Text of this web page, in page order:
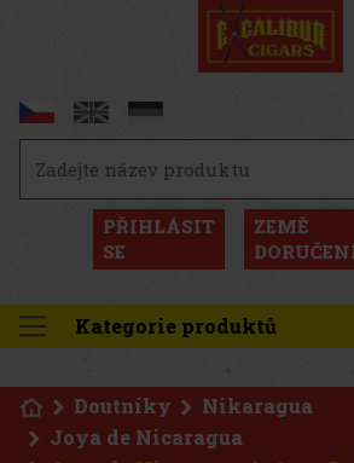
PŘIHLÁSIT
SE
ZEMĚ
Kategorie produktů
Doutníky
Nikaragua
Joya de Nicaragua